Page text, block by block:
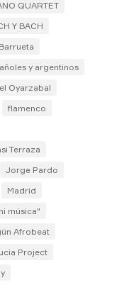
QUARTET
Y BACH
y argentinos
Oyarzabal
flamenco
Terraza
Jorge Pardo
Madrid
música"
Afrobeat
Project